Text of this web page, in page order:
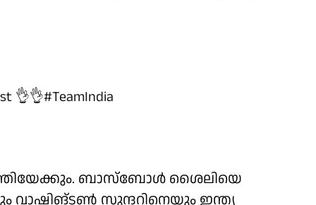
👌👌#TeamIndia
ബാസ്ബോള്‍ ശൈലിയെ
വാഷിങ്ടണ്‍ സുന്ദറിനെയും ഇന്ത്യ